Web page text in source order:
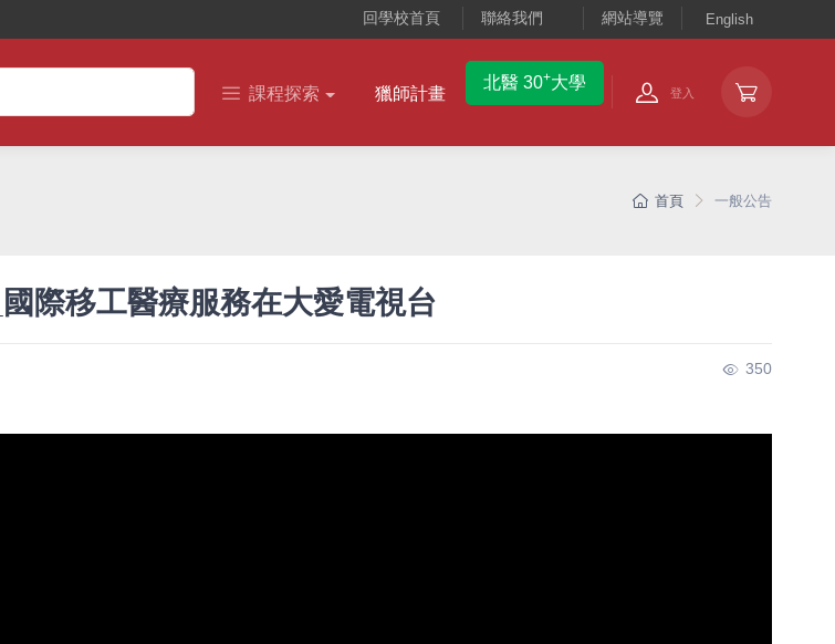
回學校首頁 聯絡我們 網站導覽 English
課程探索 獵師計畫
北醫 30+大學
登入
首頁 一般公告
際移工醫療服務在大愛電視台
350